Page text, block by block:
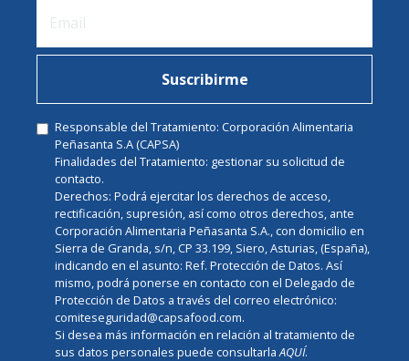
Suscribirme
Responsable del Tratamiento: Corporación Alimentaria
Peñasanta S.A (CAPSA)
Finalidades del Tratamiento: gestionar su solicitud de
contacto.
Derechos: Podrá ejercitar los derechos de acceso,
rectificación, supresión, así como otros derechos, ante
Corporación Alimentaria Peñasanta S.A., con domicilio en
Sierra de Granda, s/n, CP 33.199, Siero, Asturias, (España),
indicando en el asunto: Ref. Protección de Datos. Así
mismo, podrá ponerse en contacto con el Delegado de
Protección de Datos a través del correo electrónico:
comiteseguridad@capsafood.com.
Si desea más información en relación al tratamiento de
sus datos personales puede consultarlaAQUÍ.